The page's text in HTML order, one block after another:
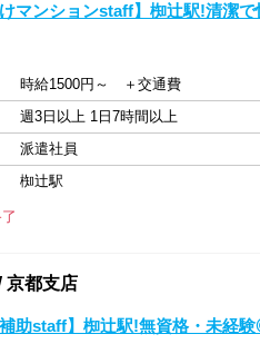
けマンションstaff】椥辻駅!清潔
時給1500円～ ＋交通費
週3日以上 1日7時間以上
派遣社員
椥辻駅
京都支店
補助staff】椥辻駅!無資格・未経